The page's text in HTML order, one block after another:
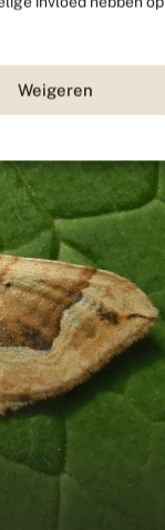
Weigeren
mei 2022